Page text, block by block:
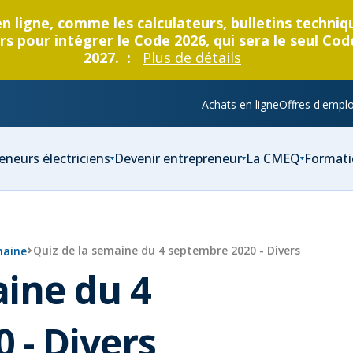
comme les calculateurs, bulletins
pour intégrer le Code 2026, qui sera le seul
2027. :
Plus de détails
Achats en ligneOffres
électriciens Devenir entrepreneur La CMEQ
Quiz de la semaine du 4 septembre 2020 - Divers
du 4
- Divers